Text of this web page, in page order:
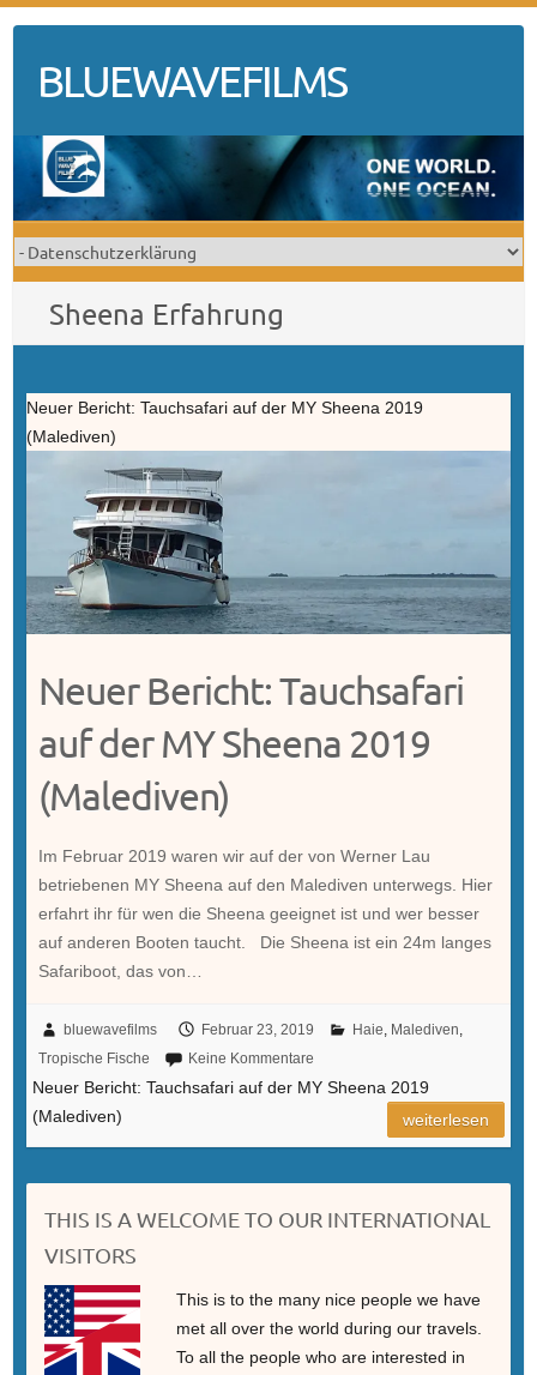
contentBLUEWAVEFILMS
Sheena Erfahrung
Neuer Bericht: Tauchsafari auf der MY Sheena 2019
(Malediven)
Neuer Bericht: Tauchsafari
auf der MY Sheena 2019
(Malediven)
Im Februar 2019 waren wir auf der von Werner Lau
betriebenen MY Sheena auf den Malediven unterwegs. Hier
erfahrt ihr für wen die Sheena geeignet ist und wer besser
auf anderen Booten taucht. Die Sheena ist ein 24m langes
Safariboot, das von…
bluewavefilms Februar 23, 2019 Haie, Malediven,
Tropische Fische
Keine Kommentare
Neuer Bericht: Tauchsafari auf der MY Sheena 2019
(Malediven)
weiterlesen
THIS IS A WELCOME TO OUR INTERNATIONAL
VISITORS
This is to the many nice people we have
met all over the world during our travels.
To all the people who are interested in